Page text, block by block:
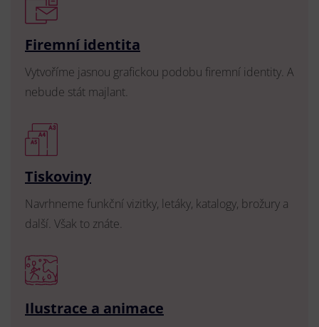
Firemní identita
Vytvoříme jasnou grafickou podobu firemní identity. A
nebude stát majlant.
Tiskoviny
Navrhneme funkční vizitky, letáky, katalogy, brožury a
další. Však to znáte.
Ilustrace a animace